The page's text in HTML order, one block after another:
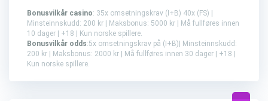
Bonusvilkår casino: 35x omsetningskrav (I+B) 40x (FS) |
Minsteinnskudd: 200 kr | Maksbonus: 5000 kr | Må fullføres innen
10 dager | +18 | Kun norske spillere.
Bonusvilkår odds:5x omsetningskrav på (I+B)| Minsteinnskudd:
200 kr | Maksbonus: 2000 kr | Må fullføres innen 30 dager | +18 |
Kun norske spillere.